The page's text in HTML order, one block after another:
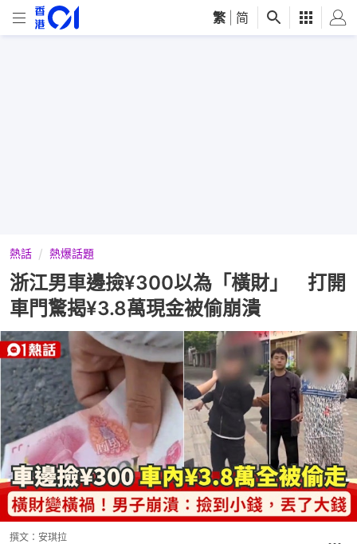
繁 简
熱話 熱爆話題
浙江男車邊撿¥300以為「橫財」 打開
車門驚揭¥3.8萬現金被偷崩潰
撰文： 安琪拉